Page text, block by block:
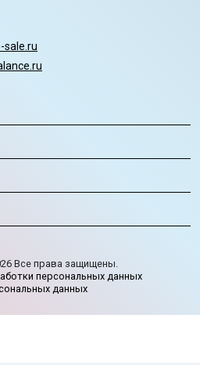
sale.ru
Все права защищены.
персональных данных
данных